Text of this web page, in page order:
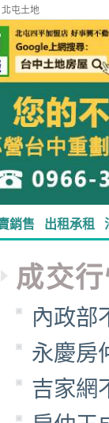
屯土地
銷售 出租承租
成交
內政
永慶
吉家